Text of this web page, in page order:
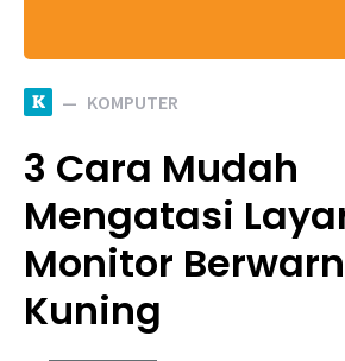
K KOMPUTER
3 Cara Mudah
Mengatasi
Monitor
Kuning